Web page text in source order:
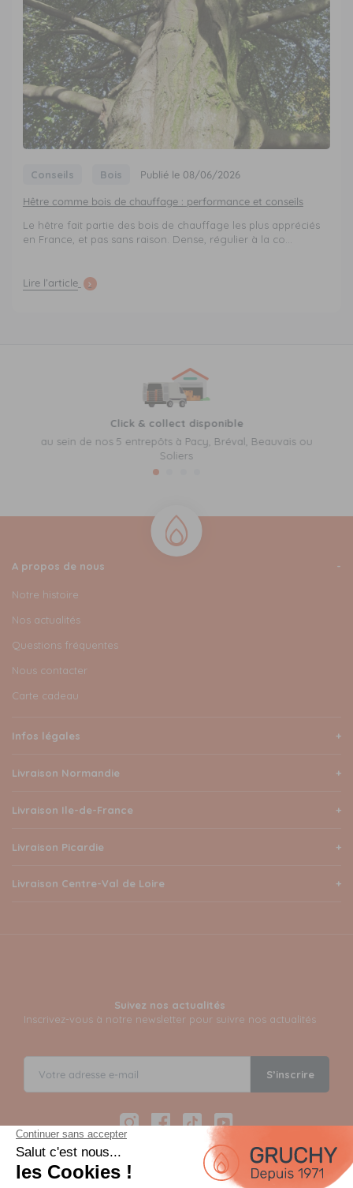
Conseils Bois Publié le 08/06/2026
Hêtre comme bois de chauffage : performance et conseils
Le hêtre fait partie des bois de chauffage les plus appréciés
en France, et pas sans raison. Dense, régulier à la co...
Lire l’article
Click & collect disponible
au sein de nos 5 entrepôts à Pacy, Bréval, Beauvais ou
Soliers
A propos de nous
Notre histoire
Nos actualités
Questions fréquentes
Nous contacter
Carte cadeau
Infos légales
Livraison Normandie
Livraison Ile-de-France
Livraison Picardie
Livraison Centre-Val de Loire
Suivez nos actualités
Inscrivez-vous à notre newsletter pour suivre nos actualités
S’inscrire
InstagramFacebook
TikTokYouTube